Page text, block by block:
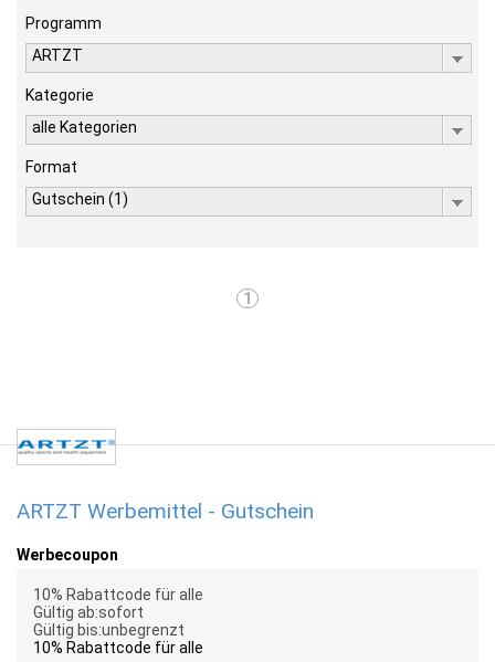
Programm
ARTZT
Kategorie
alle Kategorien
Format
Gutschein (1)
1
ARTZT Werbemittel - Gutschein
Werbecoupon
10% Rabattcode für alle
Gültig ab:sofort
Gültig bis:unbegrenzt
10% Rabattcode für alle